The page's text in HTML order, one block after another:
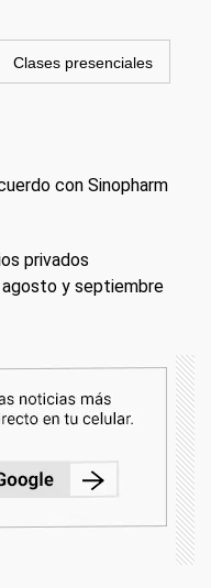
Clases presenciales
con Sinopharm
privados
agosto y septiembre